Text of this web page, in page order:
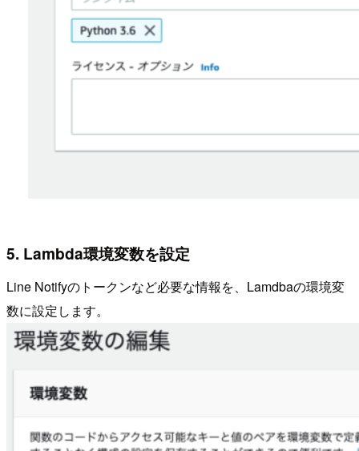
5. Lambda環境変数を設定
Line Notifyのトークンなど必要な情報を、Lamdbaの環境変
数に設定します。